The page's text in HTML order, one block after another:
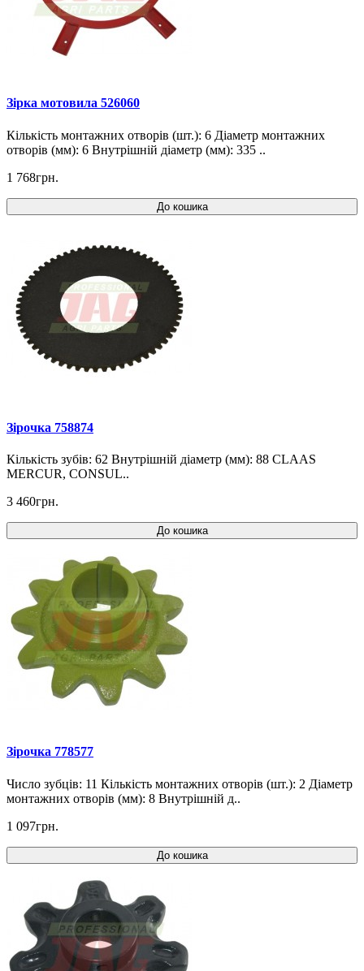
Зірка мотовила 526060
Кількість монтажних отворів (шт.): 6 Діаметр монтажних
отворів (мм): 6 Внутрішній діаметр (мм): 335 ..
1 768грн.
До кошика
Зірочка 758874
Кількість зубів: 62 Внутрішній діаметр (мм): 88 CLAAS
MERCUR, CONSUL..
3 460грн.
До кошика
Зірочка 778577
Число зубців: 11 Кількість монтажних отворів (шт.): 2 Діаметр
монтажних отворів (мм): 8 Внутрішній д..
1 097грн.
До кошика